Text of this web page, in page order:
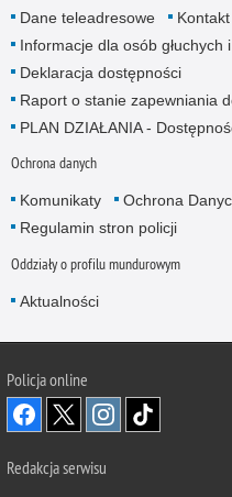
Dane teleadresowe
Informacje dla osób głuchych i
Deklaracja dostępności
Raport o stanie zapewniania
PLAN DZIAŁANIA -
Ochrona danych
Komunikaty
Ochrona
Regulamin stron policji
Oddziały o profilu mundurowym
Aktualności
Policja online
Redakcja serwisu